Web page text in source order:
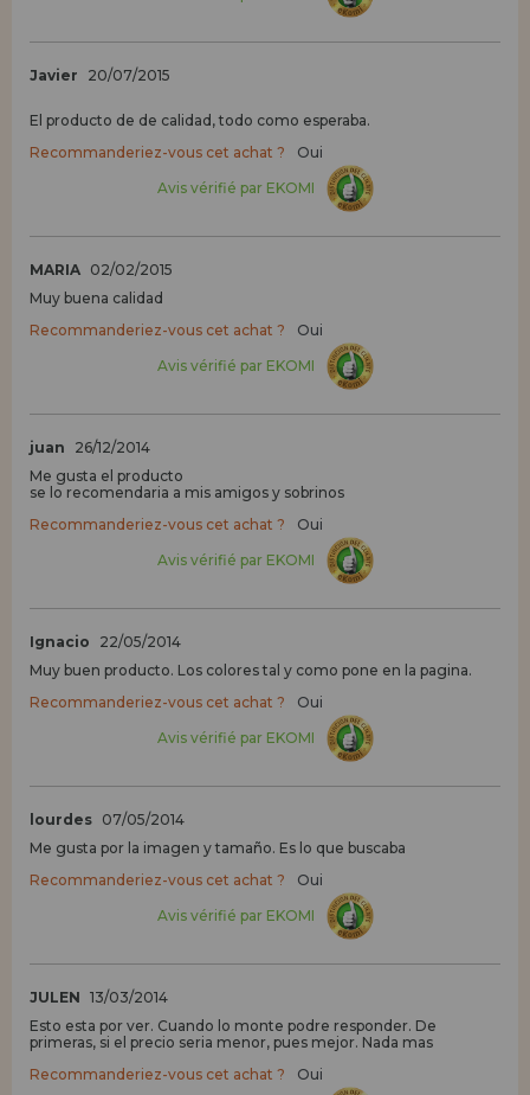
Javier 20/07/2015
El producto de de calidad, todo como esperaba.
Recommanderiez-vous cet achat ?
Oui
Avis vérifié par EKOMI
MARIA 02/02/2015
Muy buena calidad
Recommanderiez-vous cet achat ?
Oui
Avis vérifié par EKOMI
juan
26/12/2014
Me gusta el producto
se lo recomendaria a mis amigos y sobrinos
Recommanderiez-vous cet achat ?
Oui
Avis vérifié par EKOMI
Ignacio
22/05/2014
Muy buen producto. Los colores tal y como pone en la pagina.
Recommanderiez-vous cet achat ?
Oui
Avis vérifié par EKOMI
lourdes 07/05/2014
Me gusta por la imagen y tamaño. Es lo que buscaba
Recommanderiez-vous cet achat ?
Oui
Avis vérifié par EKOMI
JULEN 13/03/2014
Esto esta por ver. Cuando lo monte podre responder. De
primeras, si el precio seria menor, pues mejor. Nada mas
Recommanderiez-vous cet achat ?
Oui